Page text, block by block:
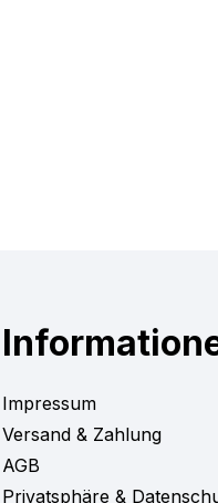
Impressum
Versand & Zahlung
AGB
Privatsphäre &